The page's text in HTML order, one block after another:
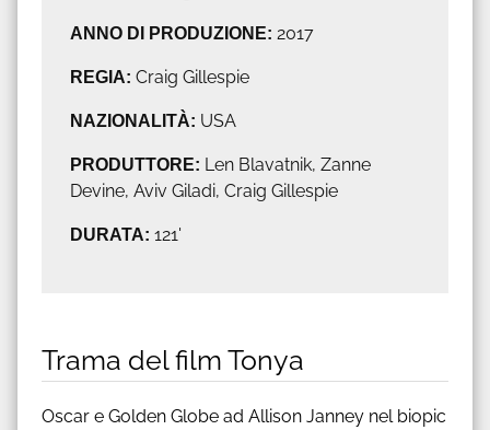
ANNO DI PRODUZIONE: 2017
REGIA: Craig Gillespie
NAZIONALITÀ: USA
PRODUTTORE: Len Blavatnik, Zanne
Devine, Aviv Giladi, Craig Gillespie
DURATA: 121'
Trama del film Tonya
Oscar e Golden Globe ad Allison Janney nel biopic